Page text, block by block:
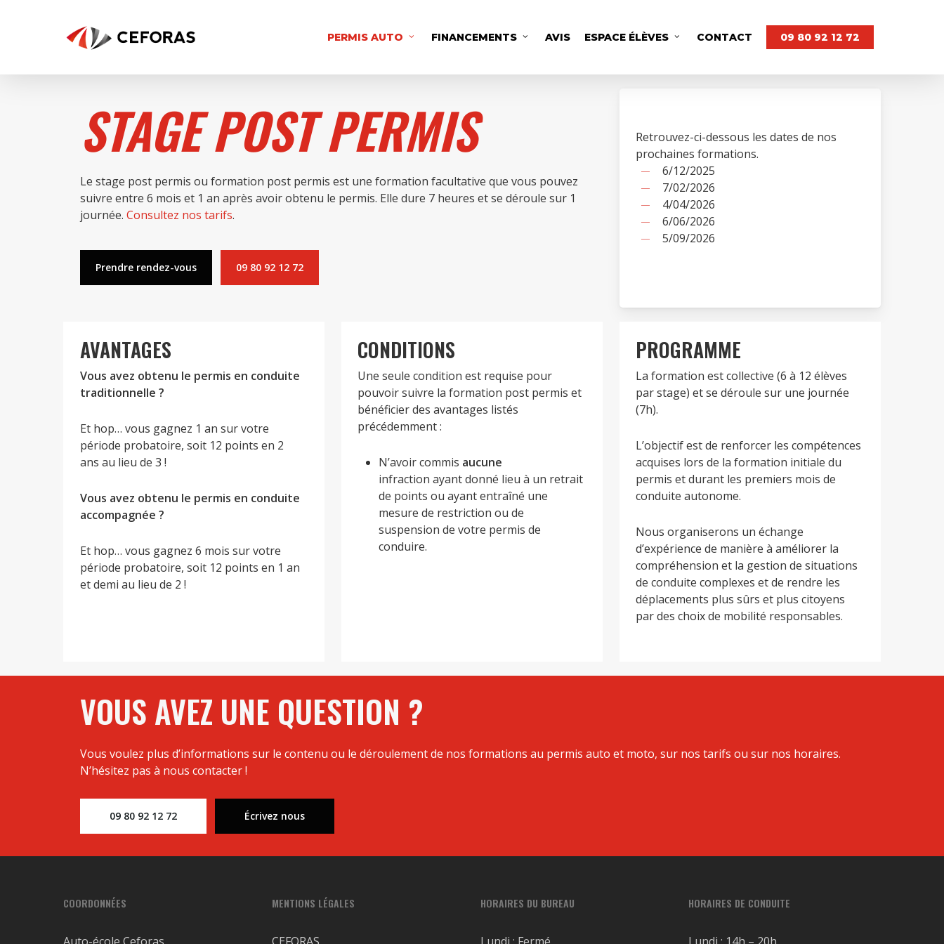
PERMIS AUTO FINANCEMENTS AVIS ESPACE ÉLÈVES CONTACT 09 80 92 12 72
STAGE POST PERMIS
Le stage post permis ou formation post permis est une formation facultative que vous pouvez
suivre entre 6 mois et 1 an après avoir obtenu le permis. Elle dure 7 heures et se déroule sur 1
journée. Consultez nos tarifs.
Prendre rendez-vous 09 80 92 12 72
Retrouvez-ci-dessous les dates de nos
prochaines formations.
6/12/2025
7/02/2026
4/04/2026
6/06/2026
5/09/2026
AVANTAGES
Vous avez obtenu le permis en conduite
traditionnelle ?
Et hop… vous gagnez 1 an sur votre
période probatoire, soit 12 points en 2
ans au lieu de 3 !
Vous avez obtenu le permis en conduite
accompagnée ?
Et hop… vous gagnez 6 mois sur votre
période probatoire, soit 12 points en 1 an
et demi au lieu de 2 !
CONDITIONS
Une seule condition est requise pour
pouvoir suivre la formation post permis et
bénéficier des avantages listés
précédemment :
N’avoir commis aucune
infraction ayant donné lieu à un retrait
de points ou ayant entraîné une
mesure de restriction ou de
suspension de votre permis de
conduire.
PROGRAMME
La formation est collective (6 à 12 élèves
par stage) et se déroule sur une journée
(7h).
L’objectif est de renforcer les compétences
acquises lors de la formation initiale du
permis et durant les premiers mois de
conduite autonome.
Nous organiserons un échange
d’expérience de manière à améliorer la
compréhension et la gestion de situations
de conduite complexes et de rendre les
déplacements plus sûrs et plus citoyens
par des choix de mobilité responsables.
VOUS AVEZ UNE QUESTION ?
Vous voulez plus d’informations sur le contenu ou le déroulement de nos formations au permis auto et moto, sur nos tarifs ou sur nos horaires.
N’hésitez pas à nous contacter !
09 80 92 12 72 Écrivez nous
COORDONNÉES MENTIONS LÉGALES HORAIRES DU BUREAU HORAIRES DE CONDUITE